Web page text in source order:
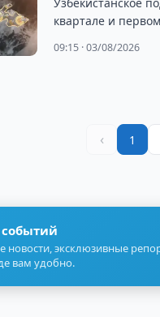
квартале и
09:15 · 03/08/2026
‹ 1
событий
новости, эксклюзивные
вам удобно.